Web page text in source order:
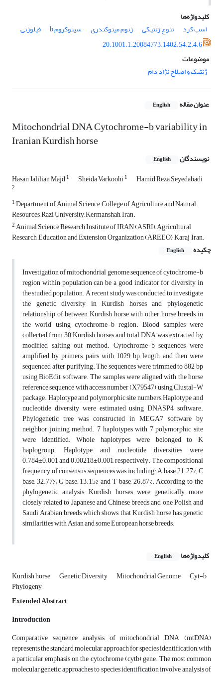
کلیدواژه‌ها
اسب کرد
تنوع ژنتیکی ژنوم میتوکندری سیتوکروم b
فیلوژنی
20.1001.1.20084773.1402.54.2.4.6
موضوعات
ژنتیک و اصلاح نژاد دام
عنوان مقاله English
Mitochondrial DNA Cytochrome-b variability in
Iranian Kurdish horse
نویسندگان English
Hasan Jalilian Majd1 Sheida Varkoohi1 Hamid Reza Seyedabadi
2
1Department of Animal Science, College of Agriculture and Natural
Resources, Razi University, Kermanshah, Iran.
2Animal Science Research Institute of IRAN (ASRI), Agricultural
Research, Education and Extension Organization (AREEO), Karaj, Iran.
چکیده
English
Investigation of mitochondrial genome sequence of cytochrome-b
region within population can be a good indicator for diversity in
the studied population. A recent study was conducted to investigate
the genetic diversity in Kurdish horses and phylogenetic
relationship of between Kurdish horse with other horse breeds in
the world using cytochrome-b region. Blood samples were
collected from 30 Kurdish horses and total DNA was extracted by
modified salting out method. Cytochrome-b sequences were
amplified by primers pairs with 1029 bp length and then were
sequenced after purifying. The sequences were trimmed to 882 bp
using BioEdit software. The samples were aligned with the horse
reference sequence with access number (X79547) using Clustal-W
package. Haplotype and polymorphic site numbers, Haplotype and
nucleotide diversity were estimated using DNASP4 software.
Phylogenetic tree was constructed in MEGA7 software by
neighbor joining method. 7 haplotypes with 7 polymorphic site
were identified. Whole haplotypes were belonged to K
haplogroup. Haplotype and nucleotide diversities were
0.784±0.001 and 0.00218±0.001, respectively. The compositional
frequency of consensus sequences was including: A base, 21.27%; C
base, 32.77%; G base, 13.15% and T base, 26.87%. According to the
phylogenetic analysis, Kurdish horses were genetically more
closely related to Japanese and Chinese breeds and one Polish and
Saudi Arabian breeds which shows that Kurdish horse has genetic
similarities with Asian and some European horse breeds.
کلیدواژه‌ها English
Kurdish horse Genetic Diversity Mitochondrial Genome Cyt-b
Phylogeny
Extended Abstract
Introduction
Comparative sequence analysis of mitochondrial DNA (mtDNA)
represents the standard molecular approach for species identification, with
a particular emphasis on the cytochrome (cytb) gene. The most common
molecular genetic approaches to species identification involve analysis of